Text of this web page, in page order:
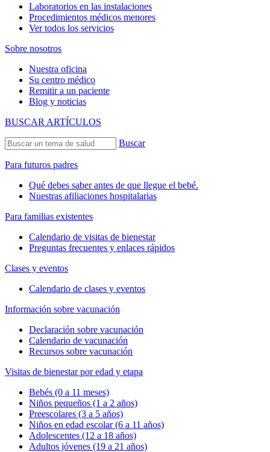
Laboratorios en las instalaciones
Procedimientos médicos menores
Ver todos los servicios
Sobre nosotros
Nuestra oficina
Su centro médico
Remitir a un paciente
Blog y noticias
BUSCAR ARTÍCULOS
Buscar
Para futuros padres
Qué debes saber antes de que llegue el bebé.
Nuestras afiliaciones hospitalarias
Para familias existentes
Calendario de visitas de bienestar
Preguntas frecuentes y enlaces rápidos
Clases y eventos
Calendario de clases y eventos
Información sobre vacunación
Declaración sobre vacunación
Calendario de vacunación
Recursos sobre vacunación
Visitas de bienestar por edad y etapa
Bebés (0 a 11 meses)
Niños pequeños (1 a 2 años)
Preescolares (3 a 5 años)
Niños en edad escolar (6 a 11 años)
Adolescentes (12 a 18 años)
Adultos jóvenes (19 a 21 años)